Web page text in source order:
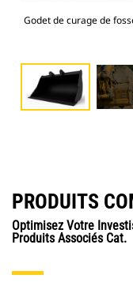
Godet de curage de
PRODUITS
Optimisez Votre
Produits Associés Cat.